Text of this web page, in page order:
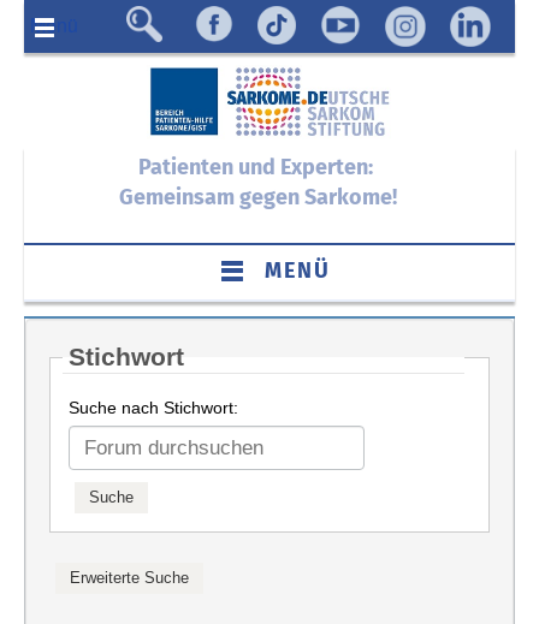
Menü
Patienten und Experten:
Gemeinsam gegen Sarkome!
MENÜ
Stichwort
Suche nach Stichwort: